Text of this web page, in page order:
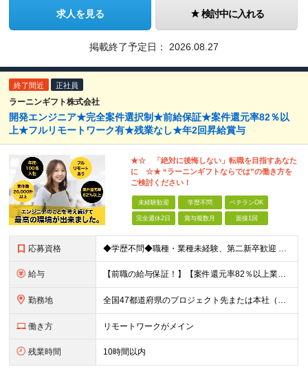
求人を見る 検討中に入れる
掲載終了予定日： 2026.08.27
終了間近 正社員
ラーニンギフト株式会社
開発エンジニア★完全案件選択制★前給保証★案件還元率82％以
上★フルリモートワーク有★残業なし★年2回昇給賞与
★☆ 「絶対に後悔しない」転職を目指すあなた
に ☆★ “ラーニンギフトならでは”の働き方を
ご検討ください！
未経験歓迎 学歴不問 ベテランOK
完全週休2日 賞与複数月 面接1回
応募資格 ◆学歴不問◆職種・業種未経験、第二新卒歓迎 【具体的には】 1ヶ月でも実務経験があれば尚◎ ※豊富な経験者は特に給与面で大きな優遇有 ＜経験浅めの方でも歓迎＞ ★以下「◎」いずれかに該当される
給与 【前職の給与保証！】【案件還元率82％以上業界最高水準！】【転職者の100%が収入UPを実現！】 ＼スキルに見合った収入を望む方は、ぜひ！／ 【経験1年未満の方】 月給23万円～35万円 ※月給には
勤務地 全国47都道府県のプロジェクト先または本社（新宿区） ◎勤務地は希望を考慮。転勤はありません。記載した以外の勤務地となることはございません。 ◎フルリモート(完全在宅勤務）多数あります。 ◎転職時にお
働き方 リモートワークがメイン
残業時間 10時間以内